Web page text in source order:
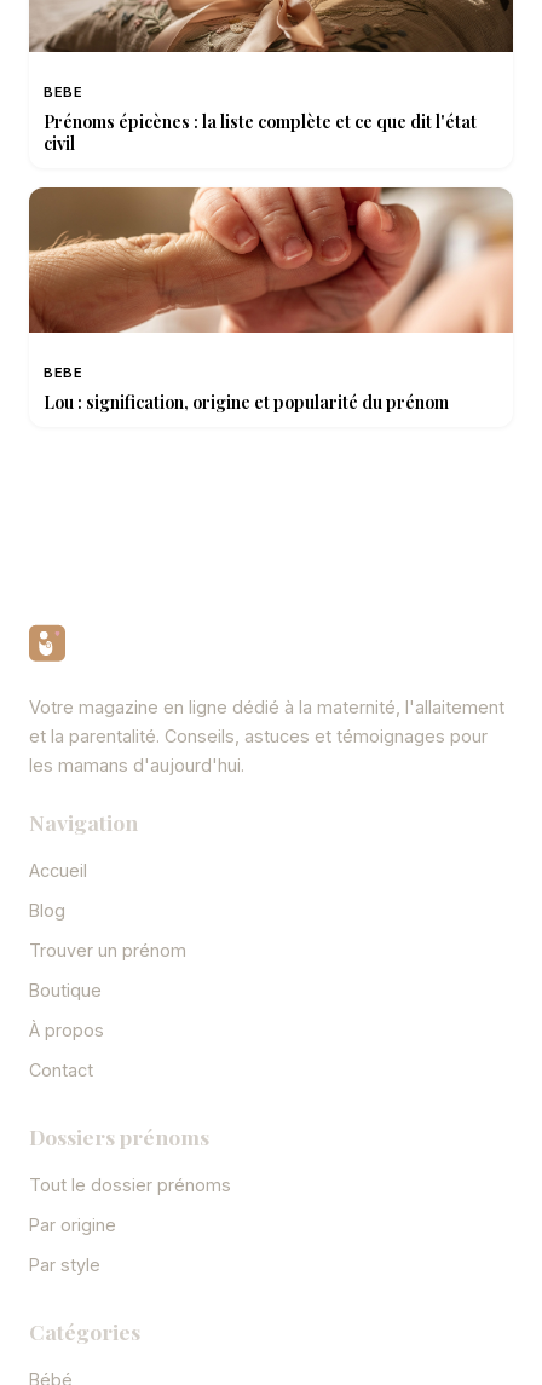
BEBE
Prénoms épicènes : la liste complète et ce que dit l'état
civil
BEBE
Lou : signification, origine et popularité du prénom
Votre magazine en ligne dédié à la maternité, l'allaitement
et la parentalité. Conseils, astuces et témoignages pour
les mamans d'aujourd'hui.
Navigation
Accueil
Blog
Trouver un prénom
Boutique
À propos
Contact
Dossiers prénoms
Tout le dossier prénoms
Par origine
Par style
Catégories
Bébé